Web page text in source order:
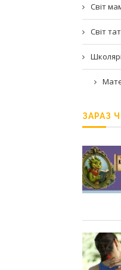
Світ
Світ
Школярі
ЗАРАЗ